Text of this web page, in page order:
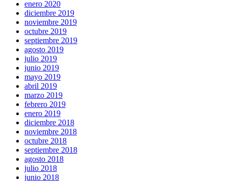
enero 2020
diciembre 2019
noviembre 2019
octubre 2019
septiembre 2019
agosto 2019
julio 2019
junio 2019
mayo 2019
abril 2019
marzo 2019
febrero 2019
enero 2019
diciembre 2018
noviembre 2018
octubre 2018
septiembre 2018
agosto 2018
julio 2018
junio 2018